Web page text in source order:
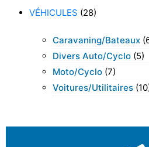
VÉHICULES (28)
Caravaning/bateaux
Divers Auto/cyclo (5)
Moto/cyclo (7)
Voitures/utilitaires